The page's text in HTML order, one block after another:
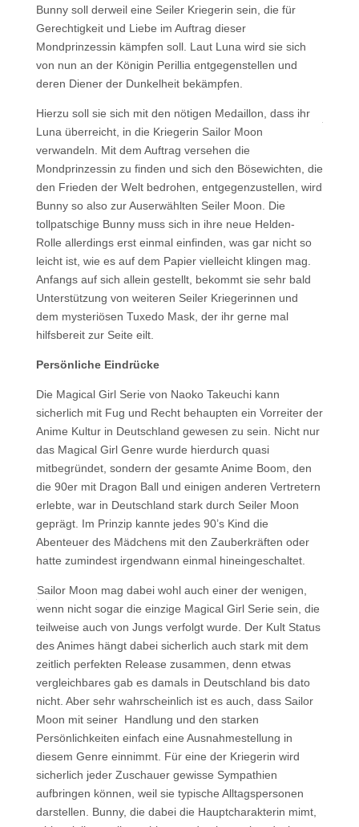
Bunny soll derweil eine Seiler Kriegerin sein, die für
Gerechtigkeit und Liebe im Auftrag dieser
Mondprinzessin kämpfen soll. Laut Luna wird sie sich
von nun an der Königin Perillia entgegenstellen und
deren Diener der Dunkelheit bekämpfen.
Hierzu soll sie sich mit den nötigen Medaillon, dass ihr
Luna überreicht, in die Kriegerin Sailor Moon
verwandeln. Mit dem Auftrag versehen die
Mondprinzessin zu finden und sich den Bösewichten, die
den Frieden der Welt bedrohen, entgegenzustellen, wird
Bunny so also zur Auserwählten Seiler Moon. Die
tollpatschige Bunny muss sich in ihre neue Helden-
Rolle allerdings erst einmal einfinden, was gar nicht so
leicht ist, wie es auf dem Papier vielleicht klingen mag.
Anfangs auf sich allein gestellt, bekommt sie sehr bald
Unterstützung von weiteren Seiler Kriegerinnen und
dem mysteriösen Tuxedo Mask, der ihr gerne mal
hilfsbereit zur Seite eilt.
Persönliche Eindrücke
Die Magical Girl Serie von Naoko Takeuchi kann
sicherlich mit Fug und Recht behaupten ein Vorreiter der
Anime Kultur in Deutschland gewesen zu sein. Nicht nur
das Magical Girl Genre wurde hierdurch quasi
mitbegründet, sondern der gesamte Anime Boom, den
die 90er mit Dragon Ball und einigen anderen Vertretern
erlebte, war in Deutschland stark durch Seiler Moon
geprägt. Im Prinzip kannte jedes 90’s Kind die
Abenteuer des Mädchens mit den Zauberkräften oder
hatte zumindest irgendwann einmal hineingeschaltet.
Sailor Moon mag dabei wohl auch einer der wenigen,
wenn nicht sogar die einzige Magical Girl Serie sein, die
teilweise auch von Jungs verfolgt wurde. Der Kult Status
des Animes hängt dabei sicherlich auch stark mit dem
zeitlich perfekten Release zusammen, denn etwas
vergleichbares gab es damals in Deutschland bis dato
nicht. Aber sehr wahrscheinlich ist es auch, dass Sailor
Moon mit seiner Handlung und den starken
Persönlichkeiten einfach eine Ausnahmestellung in
diesem Genre einnimmt. Für eine der Kriegerin wird
sicherlich jeder Zuschauer gewisse Sympathien
aufbringen können, weil sie typische Alltagspersonen
darstellen. Bunny, die dabei die Hauptcharakterin mimt,